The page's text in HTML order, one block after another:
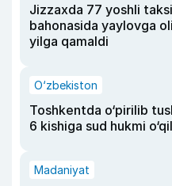
Jizzaxda 77 yoshli
bahonasida yaylovga
yilga qamaldi
O‘zbekiston
Toshkentda o‘pirilib
6 kishiga sud hukmi
Madaniyat